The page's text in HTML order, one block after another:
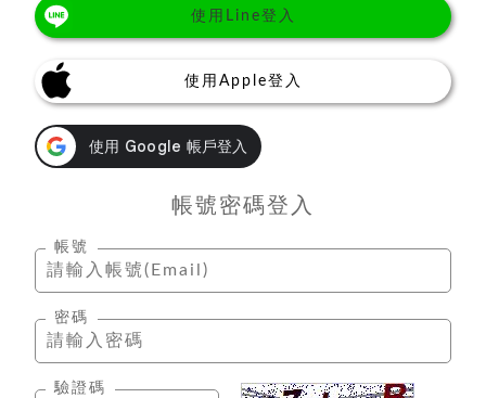
使用Line登入
使用Apple登入
帳號密碼登入
帳號
密碼
驗證碼